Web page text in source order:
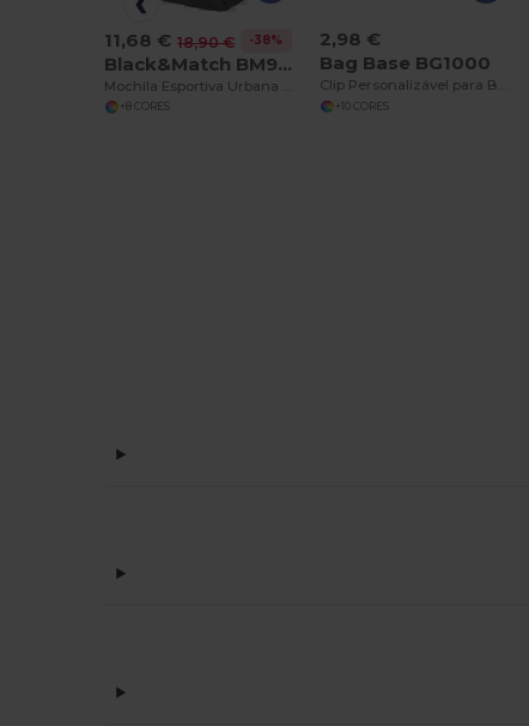
11,68 € 18,90 € -38%
Black&Match BM905
+8 CORES
2,98 €
Bag Base BG1000
+10 CORES